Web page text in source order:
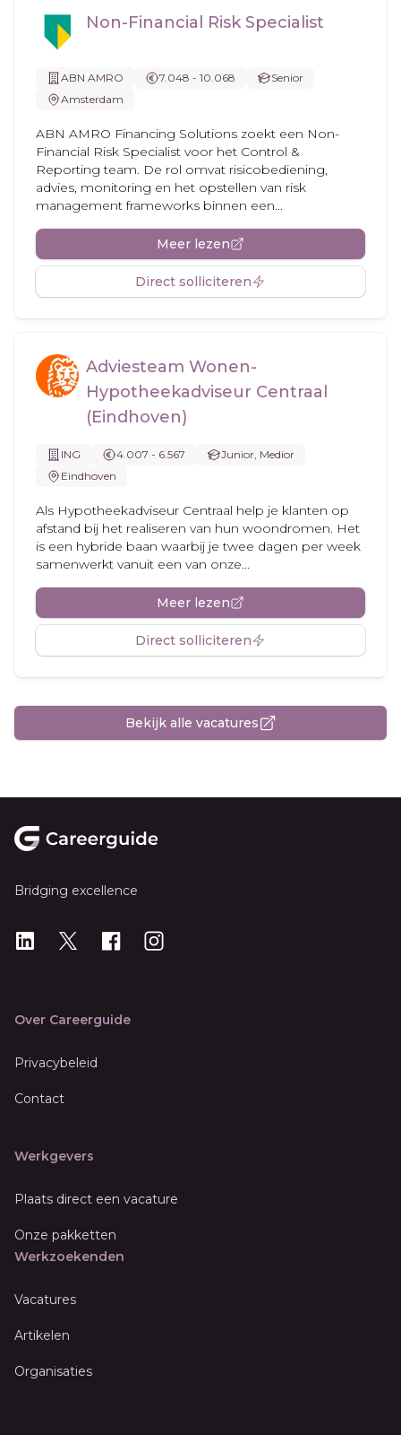
Non-Financial Risk Specialist
ABN AMRO 7.048 - 10.068
Senior
Amsterdam
ABN AMRO Financing Solutions zoekt een Non-
Financial Risk Specialist voor het Control &
Reporting team. De rol omvat risicobediening,
advies, monitoring en het opstellen van risk
management frameworks binnen een...
Meer lezen
Direct solliciteren
Adviesteam Wonen-
Hypotheekadviseur Centraal
(Eindhoven)
ING 4.007 - 6.567
Junior, Medior
Eindhoven
Als Hypotheekadviseur Centraal help je klanten op
afstand bij het realiseren van hun woondromen. Het
is een hybride baan waarbij je twee dagen per week
samenwerkt vanuit een van onze...
Meer lezen
Direct solliciteren
Bekijk alle vacatures
Bridging excellence
LinkedIn
X Instagram
Over Careerguide
Privacybeleid
Contact
Werkgevers
Plaats direct een vacature
Onze pakketten
Werkzoekenden
Vacatures
Artikelen
Organisaties